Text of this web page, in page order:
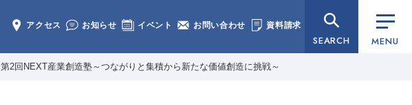
アクセス お知らせ イベント お問い合わせ 資料請求
SEARCH MENU
第2回NEXT産業創造塾～つながりと集積から新たな価値創造に挑戦～